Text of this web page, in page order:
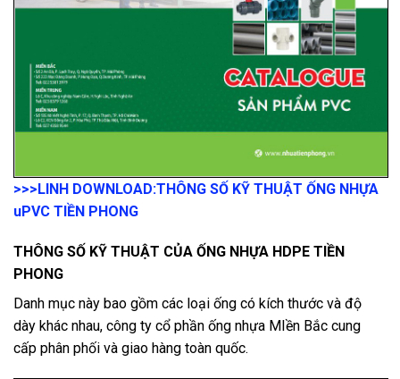
>>>LINH DOWNLOAD:THÔNG SỐ KỸ THUẬT ỐNG NHỰA
uPVC TIỀN PHONG
THÔNG SỐ KỸ THUẬT CỦA ỐNG NHỰA HDPE TIỀN
PHONG
Danh mục này bao gồm các loại ống có kích thước và độ
dày khác nhau, công ty cổ phần ống nhựa MIền Bắc cung
cấp phân phối và giao hàng toàn quốc.